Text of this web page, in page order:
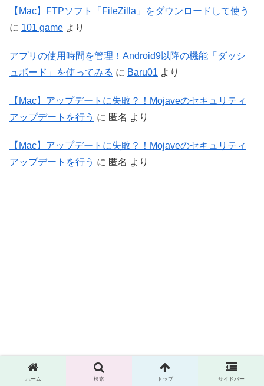
【Mac】FTPソフト「FileZilla」をダウンロードして使う
に 101 game より
アプリの使用時間を管理！Android9以降の機能「ダッシ
ュボード」を使ってみる に Baru01 より
【Mac】アップデートに失敗？！Mojaveのセキュリティ
アップデートを行う に 匿名 より
【Mac】アップデートに失敗？！Mojaveのセキュリティ
アップデートを行う に 匿名 より
ホーム 検索 トップ サイドバー